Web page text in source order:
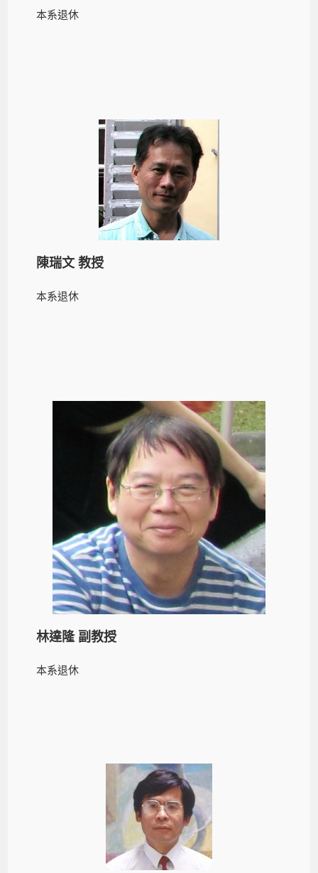
本系退休
陳瑞文 教授
本系退休
林達隆 副教授
本系退休